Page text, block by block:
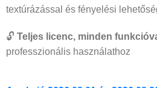
textúrázással és fényelési
🔓 Teljes licenc, minden
professzionális használathoz